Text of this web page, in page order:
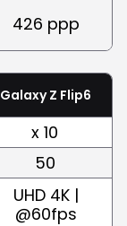
426 ppp
Galaxy Z Flip6
x 10
50
UHD 4K |
@60fps